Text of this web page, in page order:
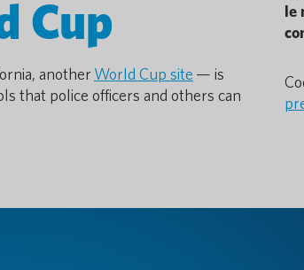
Cup
another World Cup site — is
that police officers and others can
le